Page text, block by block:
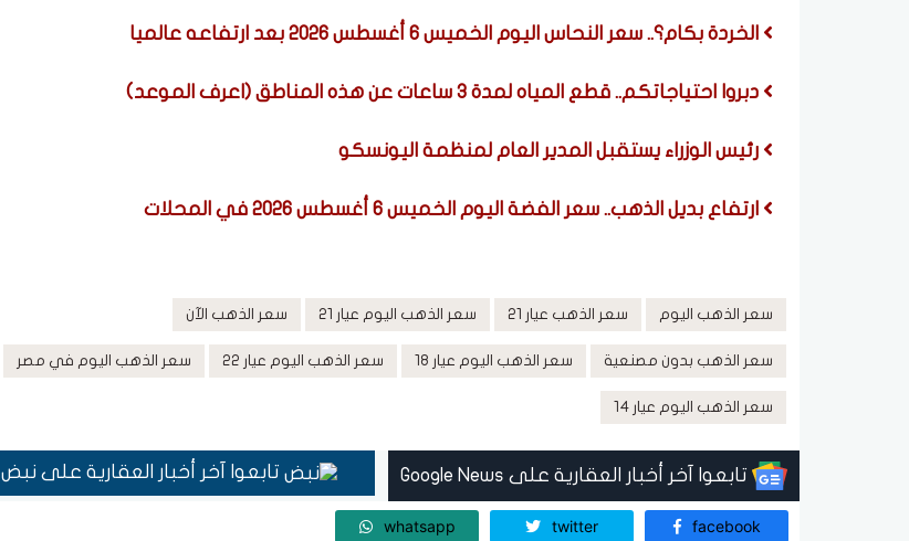
الخردة بكام؟.. سعر النحاس اليوم الخميس 6 أغسطس 2026 بعد ارتفاعه عالميا
دبروا احتياجاتكم.. قطع المياه لمدة 3 ساعات عن هذه المناطق (اعرف الموعد)
رئيس الوزراء يستقبل المدير العام لمنظمة اليونسكو
ارتفاع بديل الذهب.. سعر الفضة اليوم الخميس 6 أغسطس 2026 في المحلات
سعر الذهب اليوم سعر الذهب عيار 21 سعر الذهب اليوم عيار 21 سعر الذهب الآن
سعر الذهب بدون مصنعية سعر الذهب اليوم عيار 18 سعر الذهب اليوم عيار 22 سعر الذهب اليوم في مصر
سعر الذهب اليوم عيار 14
تابعوا آخر أخبار العقارية على Google News تابعوا آخر أخبار العقارية على نبض
facebook
twitter
whatsapp